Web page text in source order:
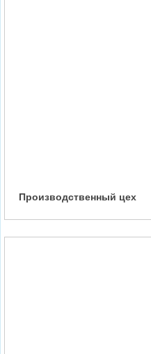
Производственный цех